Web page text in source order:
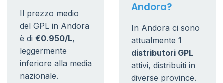
Il prezzo medio
del GPL in Andora
è di €0.950/L,
leggermente
inferiore alla media
nazionale.
Andora?
In Andora ci sono
attualmente 1
distributori GPL
attivi, distribuiti in
diverse province.